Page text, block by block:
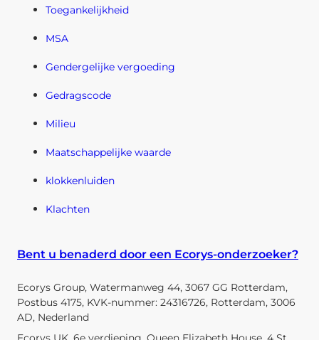
Toegankelijkheid
MSA
Gendergelijke vergoeding
Gedragscode
Milieu
Maatschappelijke waarde
klokkenluiden
Klachten
Bent u benaderd door een Ecorys-onderzoeker?
Ecorys Group, Watermanweg 44, 3067 GG Rotterdam,
Postbus 4175, KVK-nummer: 24316726, Rotterdam, 3006
AD, Nederland